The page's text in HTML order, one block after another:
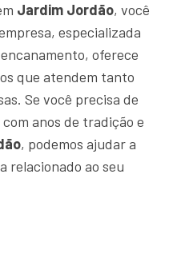
Jardim Jordão, você
especializada
oferece
que atendem tanto
Se você precisa de
anos de tradição e
, podemos ajudar a
relacionado ao seu